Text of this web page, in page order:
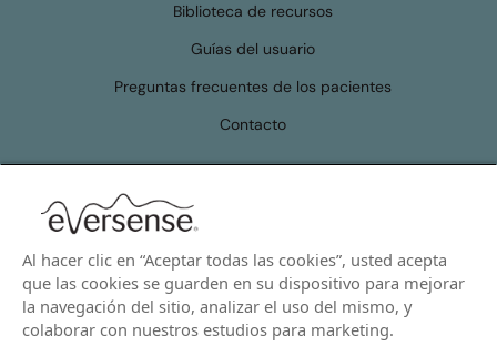
Biblioteca de recursos
Guías del usuario
Preguntas frecuentes de los pacientes
Contacto
Compatibilidad
Información sobre seguridad
Condiciones de Uso Política de Privacidad
Al hacer clic en “Aceptar todas las cookies”, usted acepta
que las cookies se guarden en su dispositivo para mejorar
la navegación del sitio, analizar el uso del mismo, y
colaborar con nuestros estudios para marketing.